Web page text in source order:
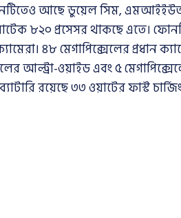
আছে ডুয়েল সিম,
৮২০ প্রসেসর থাকছে এতে।
৪৮ মেগাপিক্সেলের প্রধান
আল্ট্রা-ওয়াইড এবং ৫
রয়েছে ৩৩ ওয়াটের ফাস্ট